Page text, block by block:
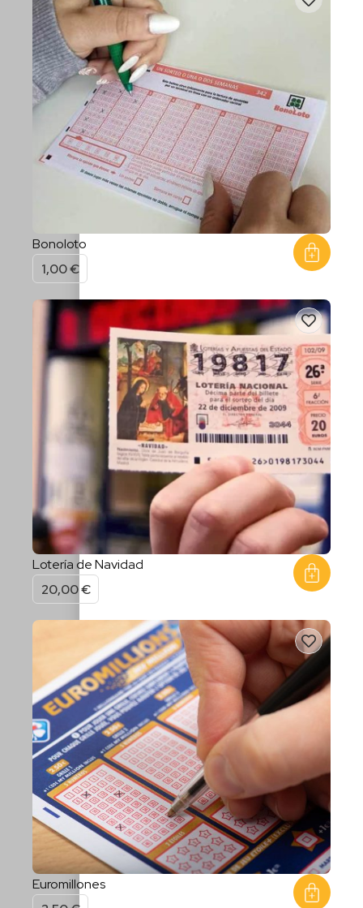
Bonoloto
1,00€
Lotería de Navidad
20,00€
Euromillones